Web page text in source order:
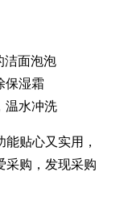
洁面泡泡
保湿霜
温水冲洗
贴心又实用，
采购，发现采购